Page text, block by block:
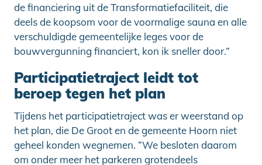
de financiering uit de Transformatiefaciliteit, die
deels de koopsom voor de voormalige sauna en alle
verschuldigde gemeentelijke leges voor de
bouwvergunning financiert, kon ik sneller door.”
Participatietraject leidt tot
beroep tegen het plan
Tijdens het participatietraject was er weerstand op
het plan, die De Groot en de gemeente Hoorn niet
geheel konden wegnemen. “We besloten daarom
om onder meer het parkeren grotendeels